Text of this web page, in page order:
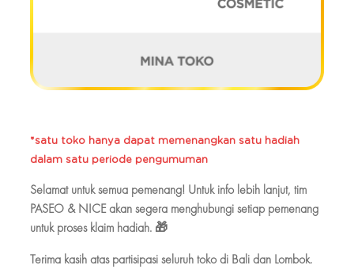
*satu toko hanya dapat memenangkan satu hadiah
dalam satu periode pengumuman
Selamat untuk semua pemenang! Untuk info lebih lanjut, tim
PASEO & NICE akan segera menghubungi setiap pemenang
untuk proses klaim hadiah. 🎁
Terima kasih atas partisipasi seluruh toko di Bali dan Lombok.